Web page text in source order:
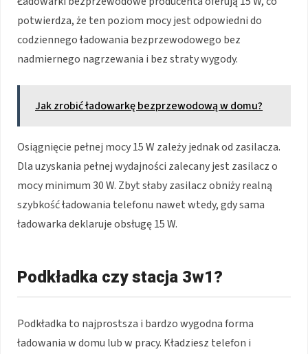
potwierdza, że ten poziom mocy jest odpowiedni do
codziennego ładowania bezprzewodowego bez
nadmiernego nagrzewania i bez straty wygody.
Jak zrobić ładowarkę bezprzewodową w domu?
Osiągnięcie pełnej mocy 15 W zależy jednak od zasilacza.
Dla uzyskania pełnej wydajności zalecany jest zasilacz o
mocy minimum 30 W. Zbyt słaby zasilacz obniży realną
szybkość ładowania telefonu nawet wtedy, gdy sama
ładowarka deklaruje obsługę 15 W.
Podkładka czy stacja 3w1?
Podkładka to najprostsza i bardzo wygodna forma
ładowania w domu lub w pracy. Kładziesz telefon i